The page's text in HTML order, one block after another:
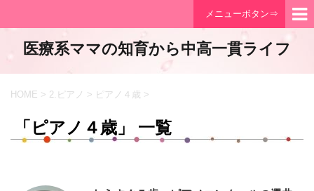
メニューボタン⇒
医療系ママの知育から中高一貫ライフ
HOME > 2.ピアノ > ピアノ４歳 >
「ピアノ４歳」 一覧